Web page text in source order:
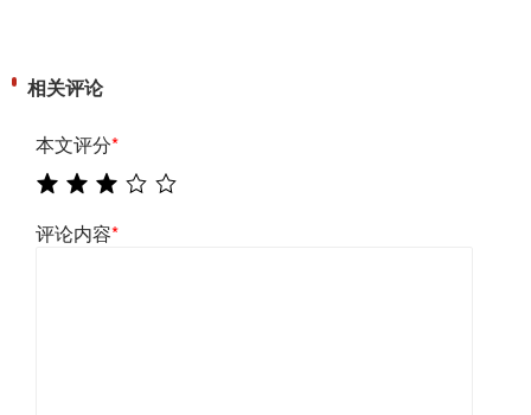
相关评论
本文评分*
评论内容*